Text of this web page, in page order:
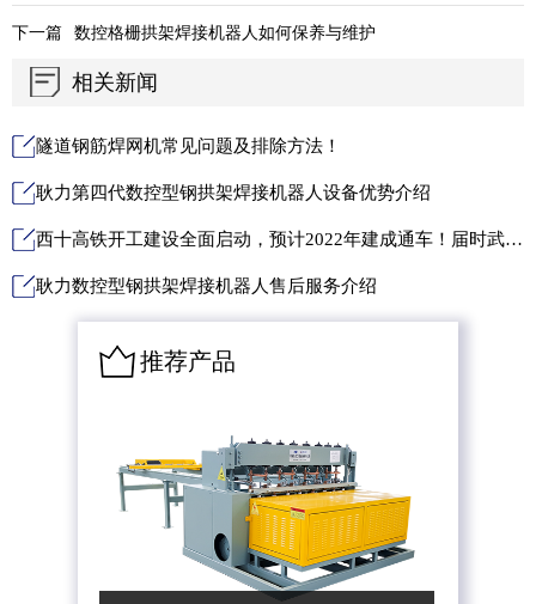
下一篇 数控格栅拱架焊接机器人如何保养与维护
相关新闻
隧道钢筋焊网机常见问题及排除方法！
耿力第四代数控型钢拱架焊接机器人设备优势介绍
西十高铁开工建设全面启动，预计2022年建成通车！届时武汉至西安只需3小时！
耿力数控型钢拱架焊接机器人售后服务介绍
推荐产品